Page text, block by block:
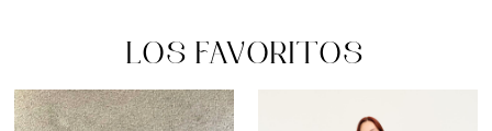
LOS FAVORITOS